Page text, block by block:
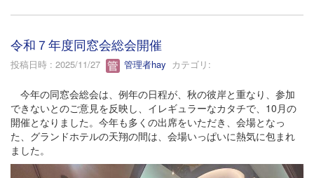
令和７年度同窓会総会開催
投稿日時 : 2025/11/27 管理者hay カテゴリ:
今年の同窓会総会は、例年の日程が、秋の彼岸と重なり、参加
できないとのご意見を反映し、イレギュラーなカタチで、10月の
開催となりました。今年も多くの出席をいただき、会場となっ
た、グランドホテルの天翔の間は、会場いっぱいに熱気に包まれ
ました。